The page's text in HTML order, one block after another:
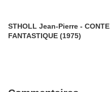
STHOLL Jean-Pierre - CONTE
FANTASTIQUE (1975)